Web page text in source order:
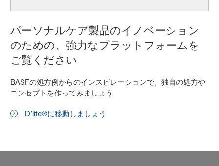
パーソナルケア製品のイノベーション
のための、強力なプラットフォームを
ご覧ください
BASFの処方例からのインスピレーションで、独自の処方や
コンセプトを作ってみましょう
D’lite®に移動しましょう